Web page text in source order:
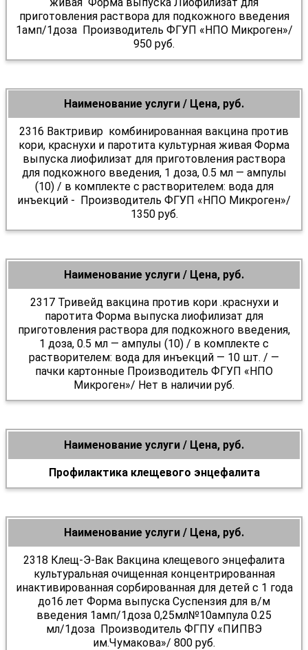
приготовления раствора для подкожного введения
1амп/1доза Производитель ФГУП «НПО Микроген»/
950 руб.
Наименование услуги / Цена, руб.
2316 Вактривир комбинированная вакцина против
кори, краснухи и паротита культурная живая Форма
выпуска лиофилизат для приготовления раствора
для подкожного введения, 1 доза, 0.5 мл — ампулы
(10) / в комплекте с растворителем: вода для
инъекций - Производитель ФГУП «НПО Микроген»/
1350 руб.
Наименование услуги / Цена, руб.
2317 Тривейд вакцина против кори .краснухи и
паротита Форма выпуска лиофилизат для
приготовления раствора для подкожного введения,
1 доза, 0.5 мл — ампулы (10) / в комплекте с
растворителем: вода для инъекций — 10 шт. / —
пачки картонные Производитель ФГУП «НПО
Микроген»/ Нет в наличии руб.
Наименование услуги / Цена, руб.
Профилактика клещевого энцефалита
Наименование услуги / Цена, руб.
2318 Клещ-Э-Вак Вакцина клещевого энцефалита
культуральная очищенная концентрированная
инактивированная сорбированная для детей с 1 года
до16 лет Форма выпуска Суспензия для в/м
введения 1амп/1доза 0,25мл№10ампула 0.25
мл/1доза Производитель ФГПУ «ПИПВЭ
им.Чумакова»/ 800 руб.